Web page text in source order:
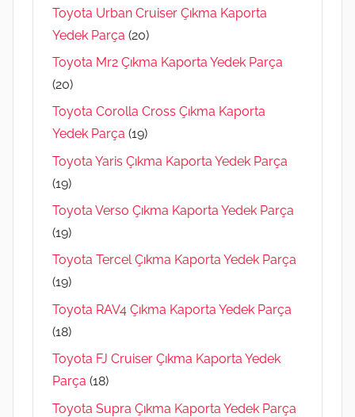
Toyota Urban Cruiser Çıkma Kaporta
Yedek Parça (20)
Toyota Mr2 Çıkma Kaporta Yedek Parça
(20)
Toyota Corolla Cross Çıkma Kaporta
Yedek Parça (19)
Toyota Yaris Çıkma Kaporta Yedek Parça
(19)
Toyota Verso Çıkma Kaporta Yedek Parça
(19)
Toyota Tercel Çıkma Kaporta Yedek Parça
(19)
Toyota RAV4 Çıkma Kaporta Yedek Parça
(18)
Toyota FJ Cruiser Çıkma Kaporta Yedek
Parça (18)
Toyota Supra Çıkma Kaporta Yedek Parça